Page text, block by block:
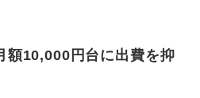
額10,000円台に出費を抑